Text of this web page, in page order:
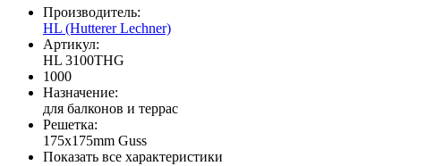
Производитель:
HL (Hutterer Lechner)
Артикул:
HL 3100THG
1000
Назначение:
для балконов и террас
Решетка:
175x175mm Guss
Показать все характеристики